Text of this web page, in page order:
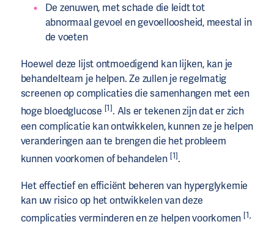
De zenuwen, met schade die leidt tot
abnormaal gevoel en gevoelloosheid, meestal in
de voeten
Hoewel deze lijst ontmoedigend kan lijken, kan je
behandelteam je helpen. Ze zullen je regelmatig
screenen op complicaties die samenhangen met een
hoge bloedglucose [1]. Als er tekenen zijn dat er zich
een complicatie kan ontwikkelen, kunnen ze je helpen
veranderingen aan te brengen die het probleem
kunnen voorkomen of behandelen [1].
Het effectief en efficiënt beheren van hyperglykemie
kan uw risico op het ontwikkelen van deze
complicaties verminderen en ze helpen voorkomen[1,